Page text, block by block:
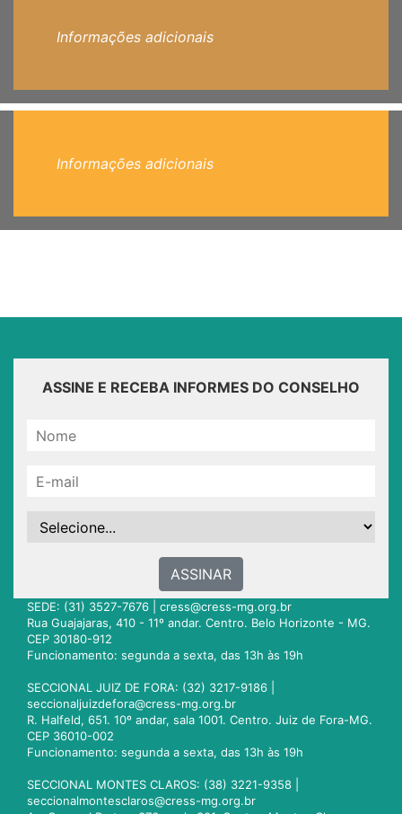
Informações adicionais
Informações adicionais
ASSINE E RECEBA INFORMES DO CONSELHO
ASSINAR
SEDE: (31) 3527-7676 | cress@cress-mg.org.br
Rua Guajajaras, 410 - 11º andar. Centro. Belo Horizonte - MG.
CEP 30180-912
Funcionamento: segunda a sexta, das 13h às 19h
SECCIONAL JUIZ DE FORA: (32) 3217-9186 |
seccionaljuizdefora@cress-mg.org.br
R. Halfeld, 651. 10º andar, sala 1001. Centro. Juiz de Fora-MG.
CEP 36010-002
Funcionamento: segunda a sexta, das 13h às 19h
SECCIONAL MONTES CLAROS: (38) 3221-9358 |
seccionalmontesclaros@cress-mg.org.br